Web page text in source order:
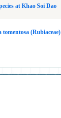
at Khao Soi Dao
(Rubiaceae)